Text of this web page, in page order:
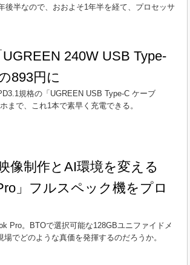
後半なので、おおよそ1年半を経て、プロセッサ
240W USB Type-
893円に
規格の「UGREEN USB Type-C ケーブ
まで、これ1本で素早く充電できる。
像制作とAI環境を変える
」フルスペック機をプロ
Pro。BTOで選択可能な128GBユニファイドメ
でどのような真価を発揮するのだろうか。